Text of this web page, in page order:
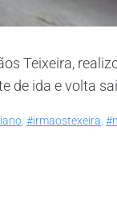
Teixeira,
ida e volta
#irmaostexeira